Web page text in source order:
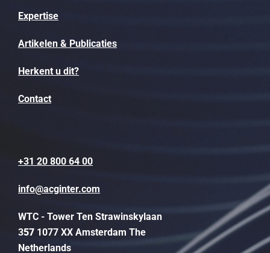
Expertise
Artikelen & Publicaties
Herkent u dit?
Contact
+31 20 800 64 00
info@acginter.com
WTC - Tower Ten Strawinskylaan
357 1077 XX Amsterdam The
Netherlands